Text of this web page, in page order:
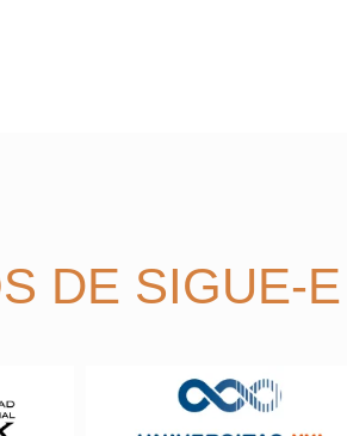
DE SIGUE-E